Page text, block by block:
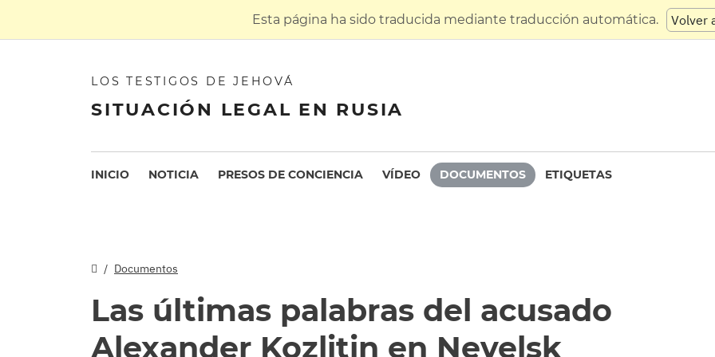
Esta página ha sido traducida mediante traducción automática. Volver
LOS TESTIGOS DE JEHOVÁ
SITUACIÓN LEGAL EN RUSIA
INICIO NOTICIA PRESOS DE CONCIENCIA VÍDEO DOCUMENTOS ETIQUETAS
Documentos
Las últimas palabras del acusado
Alexander Kozlitin en Nevelsk